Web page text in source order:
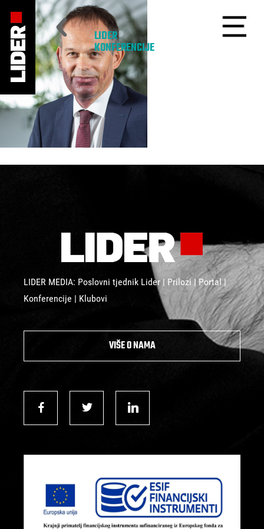
LIDER
KONFERENCIJE
LIDER MEDIA: Poslovni tjednik Lider | Prilozi | Portal |
Konferencije | Klubovi
VIŠE O NAMA